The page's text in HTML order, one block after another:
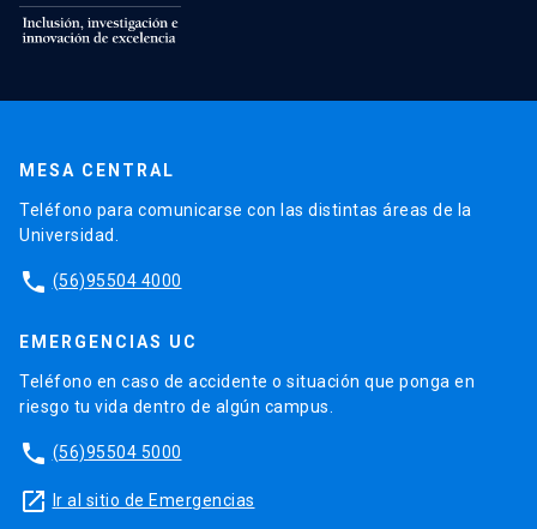
MESA CENTRAL
Teléfono para comunicarse con las distintas áreas de la
Universidad.
phone (56)95504 4000
EMERGENCIAS UC
Teléfono en caso de accidente o situación que ponga en
riesgo tu vida dentro de algún campus.
phone (56)95504 5000
launch Ir al sitio de Emergencias